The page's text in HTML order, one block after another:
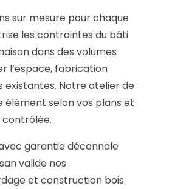
sur mesure pour chaque
les contraintes du bâti
dans des volumes
l’espace, fabrication
existantes. Notre atelier de
selon vos plans et
contrôlée.
garantie décennale
valide nos
et construction bois.